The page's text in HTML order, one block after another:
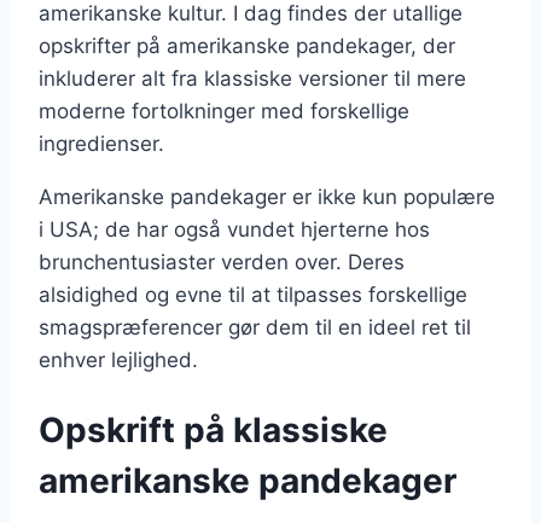
amerikanske kultur. I dag findes der utallige
opskrifter på amerikanske pandekager, der
inkluderer alt fra klassiske versioner til mere
moderne fortolkninger med forskellige
ingredienser.
Amerikanske pandekager er ikke kun populære
i USA; de har også vundet hjerterne hos
brunchentusiaster verden over. Deres
alsidighed og evne til at tilpasses forskellige
smagspræferencer gør dem til en ideel ret til
enhver lejlighed.
Opskrift på klassiske
amerikanske pandekager